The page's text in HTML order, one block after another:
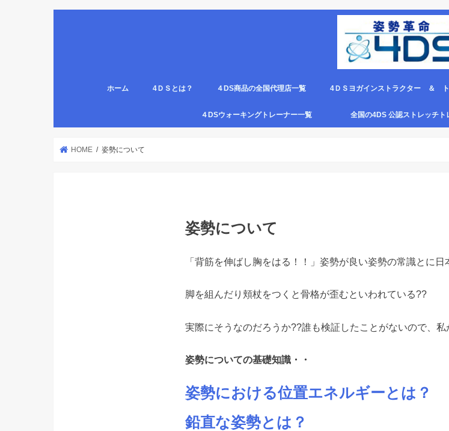
ホーム 4ＤＳとは？
医療従事者,学生のための語呂合わせ。
４DS商品の全国代理店一覧
４DSの公認クリエピロー代理店 クリエピロー説明＆使い方
クリエピロー Q＆A
クリエピロー販売店になる
4DS腸腹ペタベルト＆手首足首ベルト
４DS螺旋ソックス代理店一覧
4ＤＳヨガインストラクター ＆
４DSウォーキングトレーナー一覧 全国の4DS 公認ストレッチ
HOME 姿勢について
姿勢について
「背筋を伸ばし胸をはる！！」姿勢が良い姿勢の常識とに日
脚を組んだり頬杖をつくと骨格が歪むといわれている??
実際にそうなのだろうか??誰も検証したことがないので、私
姿勢についての基礎知識・・
姿勢における位置エネルギーとは？
鉛直な姿勢とは？